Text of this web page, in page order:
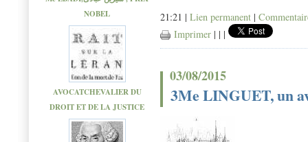
NOBEL
AVOCATCHEVALIER DU
DROIT ET DE LA JUSTICE
21:21 | Lien permanent |
Imprimer | | |
03/08/2015
3Me LINGUET, un